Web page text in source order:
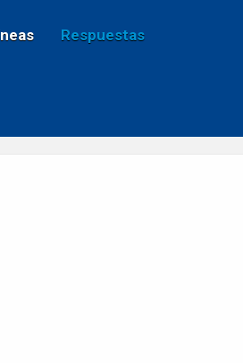
Respuestas